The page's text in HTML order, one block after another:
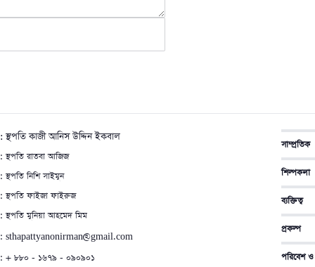
: স্থপতি কাজী আনিস উদ্দিন ইকবাল
: স্থপতি রাতবা আজিজ
: স্থপতি নিশি সাইমুন
: স্থপতি ফাইজা ফাইরুজ
: স্থপতি মুনিয়া আহমেদ মিম
: sthapattyanonirman@gmail.com
: + ৮৮০ - ১৬৭৯ - ০৯০৯০১
সাম্প্রতিক
শিল্পকলা
ব্যক্তিত্ব
প্রকল্প
পরিবেশ